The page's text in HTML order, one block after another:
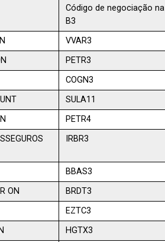
Código de negociação na
B3
VVAR3
PETR3
COGN3
SULA11
PETR4
IRBR3
BBAS3
ON BRDT3
EZTC3
HGTX3